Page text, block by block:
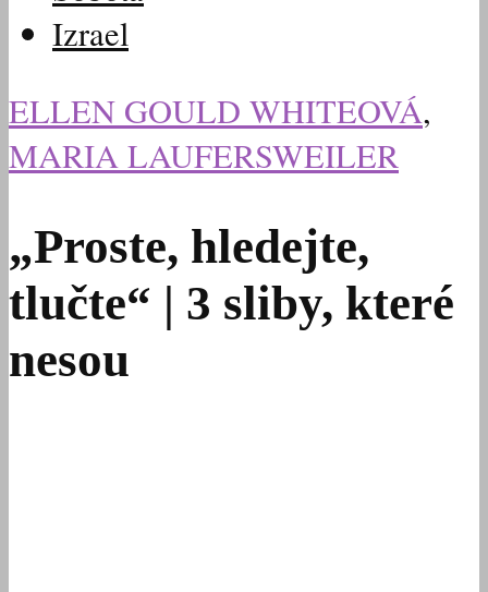
Izrael
ELLEN GOULD WHITEOVÁ,
MARIA LAUFERSWEILER
„Proste, hledejte,
tlučte“ | 3 sliby, které
nesou